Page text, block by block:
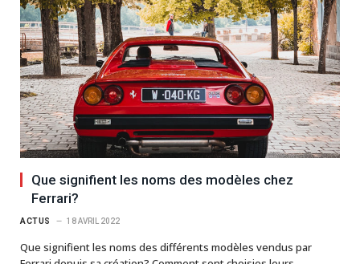
Que signifient les noms des modèles chez
Ferrari?
ACTUS 18 AVRIL 2022
Que signifient les noms des différents modèles vendus par